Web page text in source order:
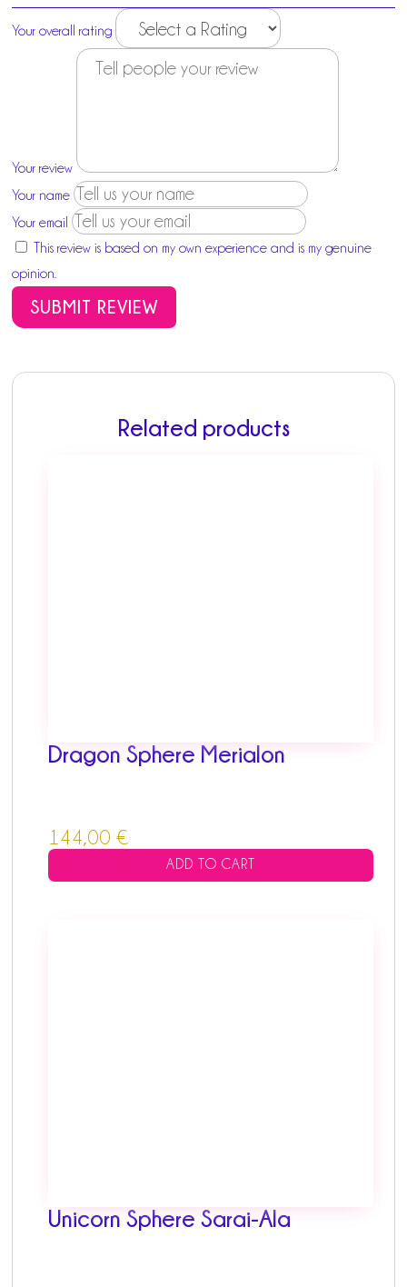
Your overall rating
Your review
Your name
Your email
This review is based on my own experience and is my genuine
opinion.
SUBMIT REVIEW
Related products
Dragon Sphere Merialon
144,00 €
ADD TO CART
Unicorn Sphere Sarai-Ala